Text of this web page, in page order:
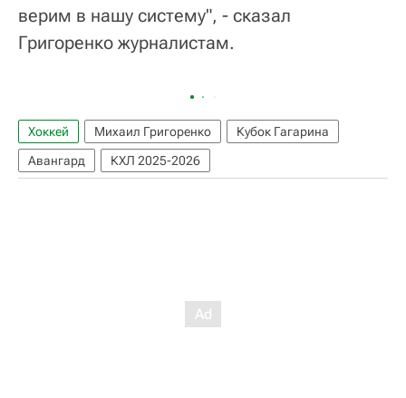
верим в нашу систему", - сказал
Григоренко журналистам.
Хоккей Михаил Григоренко
Кубок Гагарина
Авангард
КХЛ 2025-2026